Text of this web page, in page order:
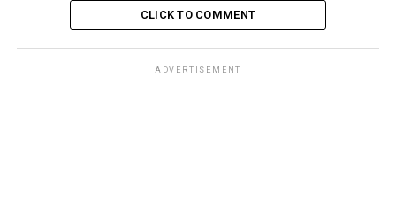
CLICK TO COMMENT
ADVERTISEMENT